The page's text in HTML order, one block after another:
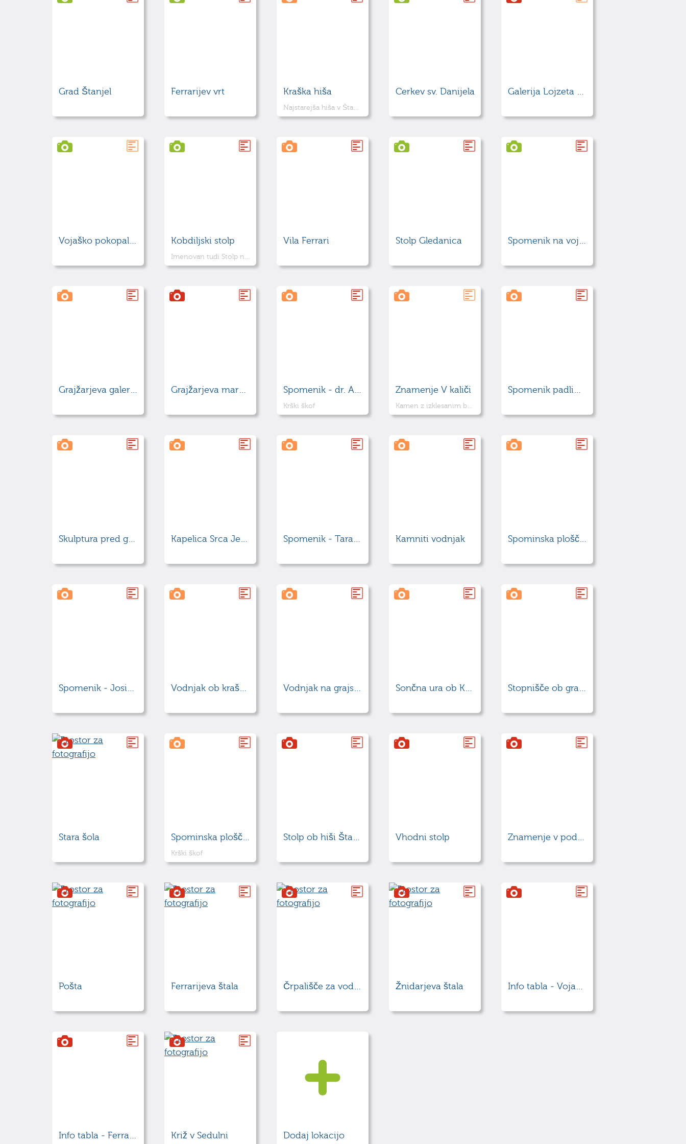
Grad Štanjel Ferrarijev vrt Kraška hiša
Najstarejša hiša v Štanjelu
Cerkev sv. Danijela Galerija Lojzeta Spacala
Vojaško pokopališče padlih v 1. sv. vojni Kobdiljski stolp
Imenovan tudi Stolp na vratih
Vila Ferrari Stolp Gledanica Spomenik na vojaškem pokopališču
Grajžarjeva galerija Grajžarjeva marenda Spomenik - dr. Anton Mahnič
Krški škof
Znamenje V kaliči
Kamen z izklesanim besedilom in križem
Spomenik padlim za svobodo
Skulptura pred gradom Kapelica Srca Jezusovega Spomenik - Taras Ševčenko Kamniti vodnjak Spominska plošča 30. diviziji 9. korpusa
Spomenik - Josip Abram Vodnjak ob kraški hiši Vodnjak na grajskem dvorišču Sončna ura ob Kobdiljskem stolpu Stopnišče ob gradu
Stara šola Spominska plošča - dr. Anton Mahnič
Krški škof
Stolp ob hiši Štanjel 3 Vhodni stolp Znamenje v podhodu
Pošta Ferrarijeva štala Črpališče za vodo v Podlazih Žnidarjeva štala Info tabla - Vojaško pokopališče iz 1. svetovne vojne
Info tabla - Ferrarijev vrt Križ v Sedulni Dodaj lokacijo